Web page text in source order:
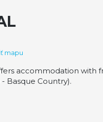
mapu
accommodation with
Basque Country).